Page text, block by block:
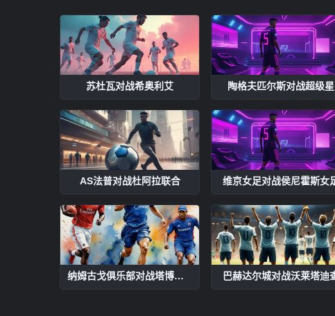
苏杜瓦对战希奥利艾 陶格夫匹尔斯对战超级星
AS法普对战杜阿拉联合 维京女足对战侯尼霍斯女
纳姆古戈俱乐部对战塔博拉联 巴赫达尔城对战沃莱塔迪